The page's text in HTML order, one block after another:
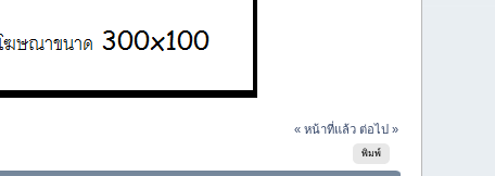
« หน้าที่แล้ว ต่อไป »
พิมพ์